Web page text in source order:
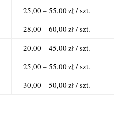
25,00 – 55,00 zł / szt.
28,00 – 60,00 zł / szt.
20,00 – 45,00 zł / szt.
25,00 – 55,00 zł / szt.
30,00 – 50,00 zł / szt.